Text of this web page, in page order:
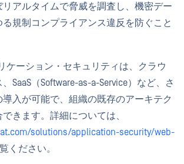
リアルタイムで脅威を調査し、機密デー
規制コンプライアンス違反を防ぐこと
リケーション・セキュリティは、クラウ
SaaS（Software-as-a-Service）など、さ
導入が可能で、組織の既存のアーキテク
きます。詳細については、
solutions/application-security/web-
ください。